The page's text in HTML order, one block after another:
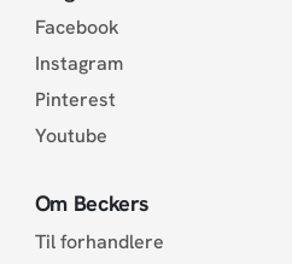
Facebook
Instagram
Pinterest
Youtube
Om Beckers
Til forhandlere